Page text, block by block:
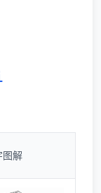
图解